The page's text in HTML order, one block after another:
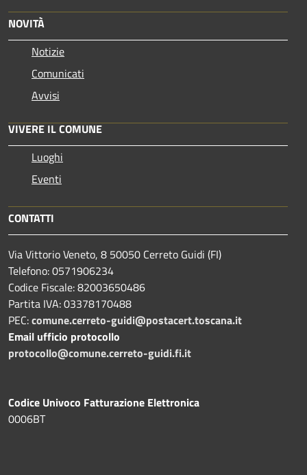
NOVITÀ
Notizie
Comunicati
Avvisi
VIVERE IL COMUNE
Luoghi
Eventi
CONTATTI
Via Vittorio Veneto, 8 50050 Cerreto Guidi (FI)
Telefono: 0571906234
Codice Fiscale: 82003650486
Partita IVA: 03378170488
PEC:comune.cerreto-guidi@postacert.toscana.it
Email ufficio protocollo
protocollo@comune.cerreto-guidi.fi.it
Codice Univoco Fatturazione Elettronica
0006BT